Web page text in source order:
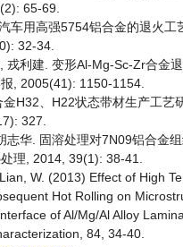
65-69.
车用高强5754铝合金的退火工
32-34.
戎利建. 变形Al-Mg-Sc-Zr合金
, 2005(41): 1150-1154.
H32、H22状态带材生产工艺
327.
志华. 固溶处理对7N09铝合金
理, 2014, 39(1): 38-41.
W. (2013) Effect of High
Hot Rolling on
of Al/Mg/Al Alloy
84, 34-40.